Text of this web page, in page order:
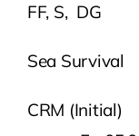
FF, S,
Sea
CRM